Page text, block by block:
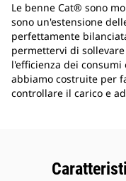
Le benne Cat® sono
sono un'estensione
perfettamente
permettervi di
l'efficienza dei
abbiamo costruite per
controllare il carico e